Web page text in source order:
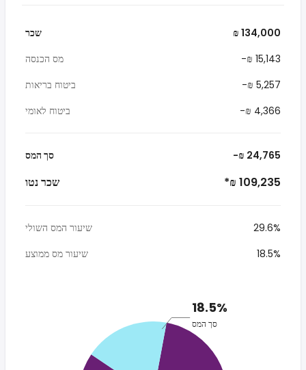
שכר
₪ 134,000
מס הכנסה
-₪ 15,143
ביטוח בריאות
-₪ 5,257
ביטוח לאומי
-₪ 4,366
סך המס -₪ 24,765
שכר נטו *₪ 109,235
שיעור המס השולי
29.6%
שיעור מס ממוצע
18.5%
18.5%
סך המס